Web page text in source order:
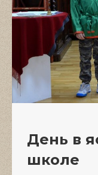
День в
школе